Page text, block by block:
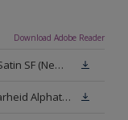
Download Adobe Reader
Technisch Informatieblad Alphatex Satin SF (New Livery) (PDF)
Technical Report decontamineerbaarheid Alphatex Satin SF